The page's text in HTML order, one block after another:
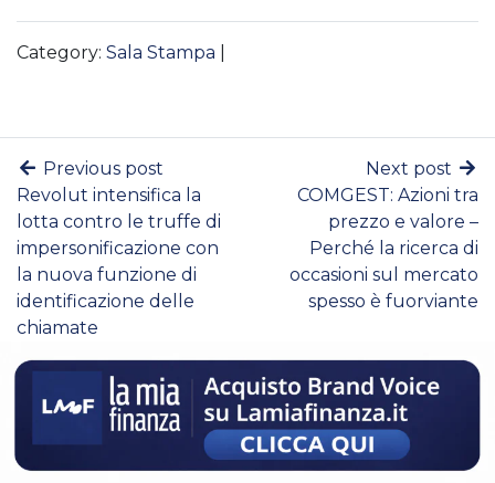
Category: Sala Stampa
Previous post
Revolut intensifica la
lotta contro le truffe di
impersonificazione con
la nuova funzione di
identificazione delle
chiamate
Next post
COMGEST: Azioni tra
prezzo e valore –
Perché la ricerca di
occasioni sul mercato
spesso è fuorviante